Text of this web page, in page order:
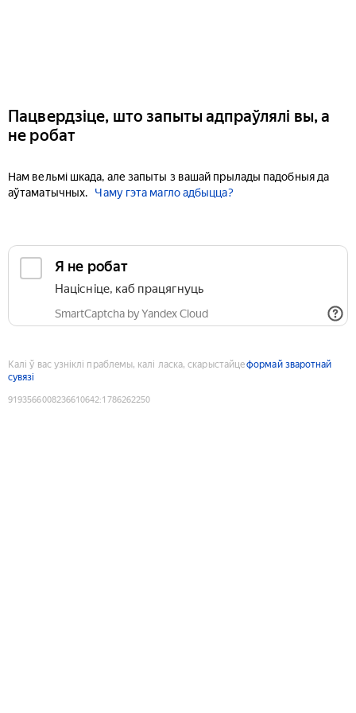
Пацвердзіце, што запыты адпраўлялі вы, а
не робат
Нам вельмі шкада, але запыты з вашай прылады падобныя да
аўтаматычных.
Чаму гэта магло адбыцца?
Я не робат
Націсніце, каб працягнуць
SmartCaptcha by Yandex Cloud
Калі ў вас узніклі праблемы, калі ласка, скарыстайцеформай зваротнай
сувязі
9193566008236610642:1786262250